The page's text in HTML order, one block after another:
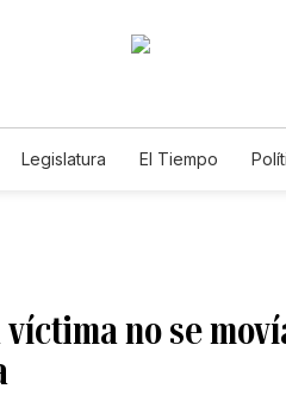
Legislatura El Tiempo
no se